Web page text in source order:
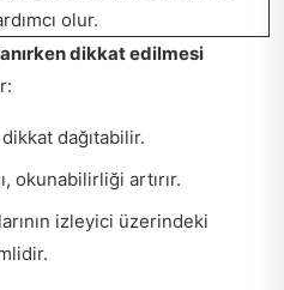
olur.
dikkat edilmesi
dikkat dağıtabilir.
okunabilirliği artırır.
izleyici üzerindeki